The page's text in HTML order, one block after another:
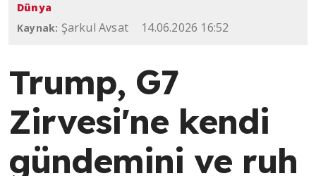
Dünya
Kaynak: Şarkul Avsat 14.06.2026 16:52
Trump, G7
Zirvesi'ne kendi
gündemini ve ruh